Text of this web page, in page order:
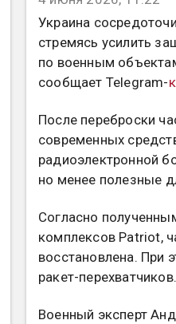
Украина
стремясь усилить
по военным
сообщает Telegram-
После переброски
современных
радиоэлектронной
но менее полезные
Согласно
комплексов Patriot,
восстановлена. При
ракет-перехватчиков.
Военный эксперт